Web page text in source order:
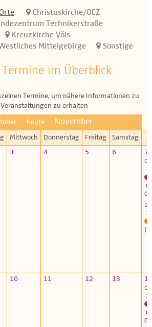
Christuskirche/OEZ
Technikerstraße
Kreuzkirche Völs
Mittelgebirge
Sonstige
Termine im Überblick
Termine, um nähere Informationen zu
zu erhalten
heute
November
Januar» Februar» März» April»
Mittwoch Donnerstag Freitag Samstag
3 4 5 6 7
10 11 12 13 14